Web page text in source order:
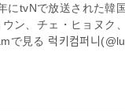
にtvNで放送された韓
ン、チェ・ヒョヌク
見る